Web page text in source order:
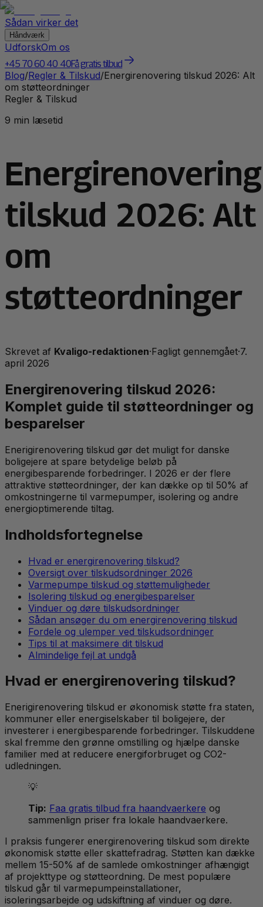
Sådan virker det
Håndværk
UdforskOm os
+45 70 60 40 40Få gratis tilbud
Blog/Regler & Tilskud/Energirenovering tilskud 2026: Alt
om støtteordninger
Regler & Tilskud
9 min læsetid
Energirenovering
tilskud 2026: Alt
om
støtteordninger
Skrevet af Kvaligo-redaktionen·Fagligt gennemgået·7.
april 2026
Energirenovering tilskud 2026:
Komplet guide til støtteordninger og
besparelser
Enerigirenovering tilskud gør det muligt for danske
boligejere at spare betydelige beløb på
energibesparende forbedringer. I 2026 er der flere
attraktive støtteordninger, der kan dække op til 50% af
omkostningerne til varmepumper, isolering og andre
energioptimerende tiltag.
Indholdsfortegnelse
Hvad er energirenovering tilskud?
Oversigt over tilskudsordninger 2026
Varmepumpe tilskud og støttemuligheder
Isolering tilskud og energibesparelser
Vinduer og døre tilskudsordninger
Sådan ansøger du om energirenovering tilskud
Fordele og ulemper ved tilskudsordninger
Tips til at maksimere dit tilskud
Almindelige fejl at undgå
Hvad er energirenovering tilskud?
Enerigirenovering tilskud er økonomisk støtte fra staten,
kommuner eller energiselskaber til boligejere, der
investerer i energibesparende forbedringer. Tilskuddene
skal fremme den grønne omstilling og hjælpe danske
familier med at reducere energiforbruget og CO2-
udledningen.
💡
Tip: Faa gratis tilbud fra haandvaerkere og
sammenlign priser fra lokale haandvaerkere.
I praksis fungerer energirenovering tilskud som direkte
økonomisk støtte eller skattefradrag. Støtten kan dække
mellem 15-50% af de samlede omkostninger afhængigt
af projekttype og støtteordning. De mest populære
tilskud går til varmepumpeinstallationer,
isoleringsarbejde og udskiftning af vinduer og døre.